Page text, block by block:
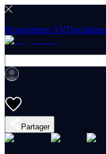
Programmes TV
Partager